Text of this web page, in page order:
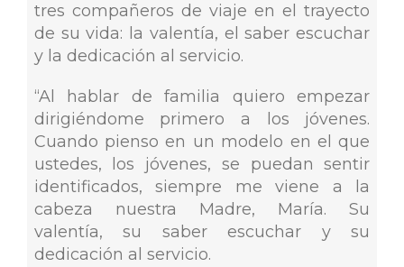
tres compañeros de viaje en el trayecto
de su vida: la valentía, el saber escuchar
y la dedicación al servicio.
“Al hablar de familia quiero empezar
dirigiéndome primero a los jóvenes.
Cuando pienso en un modelo en el que
ustedes, los jóvenes, se puedan sentir
identificados, siempre me viene a la
cabeza nuestra Madre, María. Su
valentía, su saber escuchar y su
dedicación al servicio.